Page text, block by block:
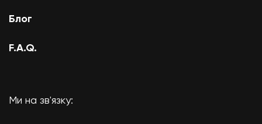
Блог
F.A.Q.
Ми на зв'язку: